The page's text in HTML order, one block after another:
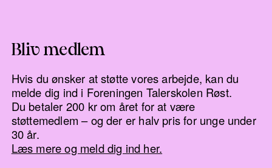
Bliv medlem
Hvis du ønsker at støtte vores arbejde, kan du
melde dig ind i Foreningen Talerskolen Røst.
Du betaler 200 kr om året for at være
støttemedlem – og der er halv pris for unge under
30 år.
Læs mere og meld dig ind her.